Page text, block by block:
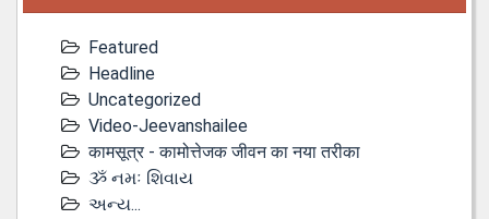
Featured
Headline
Uncategorized
Video-Jeevanshailee
कामसूत्र - कामोत्तेजक जीवन का नया तरीका
ૐ નમઃ શિવાય
અન્ય...